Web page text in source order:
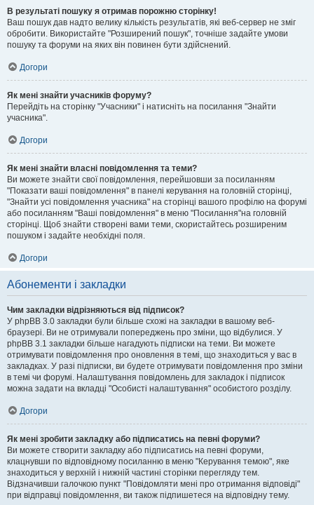
В результаті пошуку я отримав порожню сторінку!
Ваш пошук дав надто велику кількість результатів, які веб-сервер не зміг
обробити. Використайте "Розширений пошук", точніше задайте умови
пошуку та форуми на яких він повинен бути здійснений.
Догори
Як мені знайти учасників форуму?
Перейдіть на сторінку "Учасники" і натисніть на посилання "Знайти
учасника".
Догори
Як мені знайти власні повідомлення та теми?
Ви можете знайти свої повідомлення, перейшовши за посиланням
"Показати ваші повідомлення" в панелі керування на головній сторінці,
"Знайти усі повідомлення учасника" на сторінці вашого профілю на форумі
або посиланням "Ваші повідомлення" в меню "Посилання"на головній
сторінці. Щоб знайти створені вами теми, скористайтесь розширеним
пошуком і задайте необхідні поля.
Догори
Абонементи і закладки
Чим закладки відрізняються від підписок?
У phpBB 3.0 закладки були більше схожі на закладки в вашому веб-
браузері. Ви не отримували попереджень про зміни, що відбулися. У
phpBB 3.1 закладки більше нагадують підписки на теми. Ви можете
отримувати повідомлення про оновлення в темі, що знаходиться у вас в
закладках. У разі підписки, ви будете отримувати повідомлення про зміни
в темі чи форумі. Налаштування повідомлень для закладок і підписок
можна задати на вкладці "Особисті налаштування" особистого розділу.
Догори
Як мені зробити закладку або підписатись на певні форуми?
Ви можете створити закладку або підписатись на певні форуми,
клацнувши по відповідному посиланню в меню "Керування темою", яке
знаходиться у верхній і нижній частині сторінки перегляду тем.
Відзначивши галочкою пункт "Повідомляти мені про отримання відповіді"
при відправці повідомлення, ви також підпишетеся на відповідну тему.